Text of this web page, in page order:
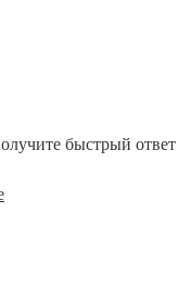
быстрый ответ